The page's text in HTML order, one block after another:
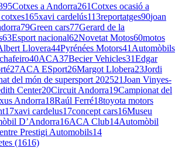
Cotxes a Andorra261Cotxes ocasió a
165xavi cardelús113reportatges90joan
79Green cars77Gerard de la
63Esport nacional62Novetat Motos60motos
Llovera44Pyrénées Motors41 Automòbils
40ACA37Becier Vehicles31Edgar
27ACA ESport26Margot Llobera23Jordi
del món de supersport 202521Joan Vinyes-
Center20Circuit Andorra19Campionat del
Andorra18Raúl Ferré18toyota motors
17xavi cardelus17concept cars16Museu
D’Andorra16ACA Club14Automòbil
Prestigi Automobils14
(1616)